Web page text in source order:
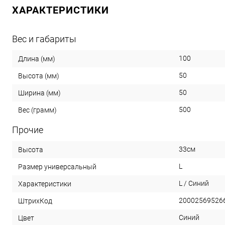
ХАРАКТЕРИСТИКИ
Вес и габариты
Длина (мм) 100
Высота (мм) 50
Ширина (мм) 50
Вес (грамм) 500
Прочие
Высота 33см
Размер универсальный L
Характеристики L / Синий
ШтрихКод
Цвет Синий